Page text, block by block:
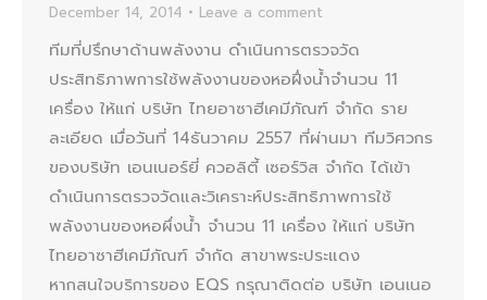
December 14, 2014
Leave a comment
ทีมที่ปรึกษาด้านพลังงาน ดำเนินการตรวจวัด
ประสิทธิภาพการใช้พลังงานของหอฝึ่งน้ำจำนวน 11
เครื่อง ให้แก่ บริษัท ไทยอาซาฮีเคมีภัณฑ์ จำกัด ราย
ละเอียด เมื่อวันที่ 14ธันวาคม 2557 ที่ผ่านมา ทีมวิศวกร
ของบริษัท เอนเนอร์ยี่ ควอลิตี้ เซอร์วิส จำกัด ได้เข้า
ดำเนินการตรวจวัดและวิเคราะห์ประสิทธิภาพการใช้
พลังงานของหอผึ่งน้ำ จำนวน 11 เครื่อง ให้แก่ บริษัท
ไทยอาซาฮีเคมีภัณฑ์ จำกัด สาขาพระประแดง
หากสนใจบริการของ EQS กรุณาติดต่อ บริษัท เอนเนอ